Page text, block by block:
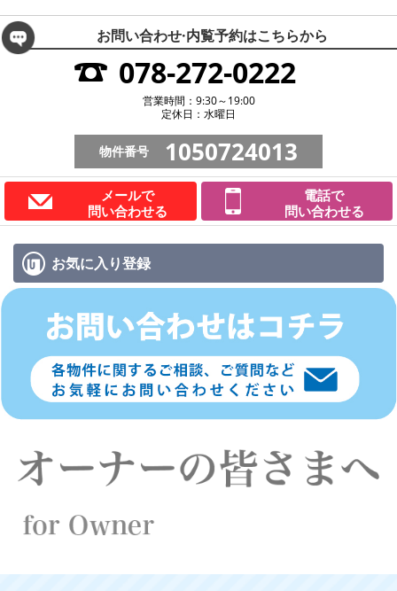
お問い合わせ·内覧予約はこちらから
078-272-0222
営業時間：9:30～19:00
定休日：水曜日
物件番号 1050724013
メールで
問い合わせる
電話で
問い合わせる
お気に入り登録